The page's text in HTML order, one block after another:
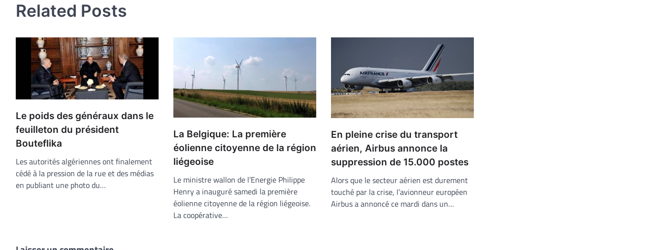
Related Posts
Le poids des généraux dans le
feuilleton du président
Bouteflika
Les autorités algériennes ont finalement
cédé à la pression de la rue et des médias
en publiant une photo du…
La Belgique: La première
éolienne citoyenne de la région
liégeoise
Le ministre wallon de l’Energie Philippe
Henry a inauguré samedi la première
éolienne citoyenne de la région liégeoise.
La coopérative…
En pleine crise du transport
aérien, Airbus annonce la
suppression de 15.000 postes
Alors que le secteur aérien est durement
touché par la crise, l’avionneur européen
Airbus a annoncé ce mardi dans un…